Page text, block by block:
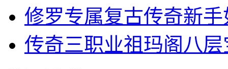
修罗专属复古传奇新
传奇三职业祖玛阁八